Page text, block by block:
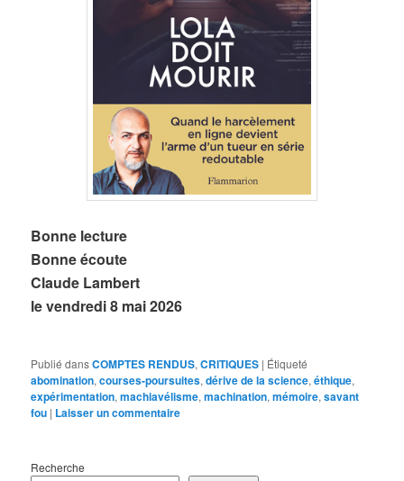
Bonne lecture
Bonne écoute
Claude Lambert
le vendredi 8 mai 2026
Publié dansCOMPTES RENDUS,CRITIQUES | Étiqueté
abomination,courses-poursuites,dérive de la science,éthique,
expérimentation,machiavélisme,machination,mémoire,savant
fou | Laisser un commentaire
Recherche